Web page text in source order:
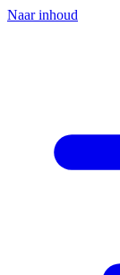
Naar inhoud